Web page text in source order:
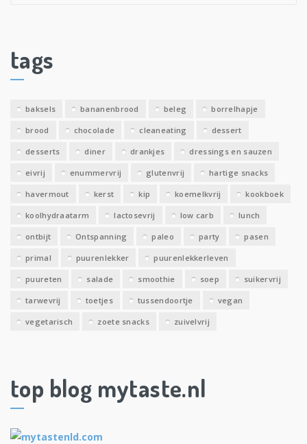
e
v
tags
baksels bananenbrood beleg borrelhapje
brood chocolade cleaneating dessert
desserts diner drankjes dressings en sauzen
eivrij enummervrij glutenvrij hartige snacks
havermout kerst kip koemelkvrij kookboek
koolhydraatarm lactosevrij low carb lunch
ontbijt Ontspanning paleo party pasen
primal puurenlekker puurenlekkerleven
puureten salade smoothie soep suikervrij
tarwevrij toetjes tussendoortje vegan
vegetarisch zoete snacks zuivelvrij
top blog mytaste.nl